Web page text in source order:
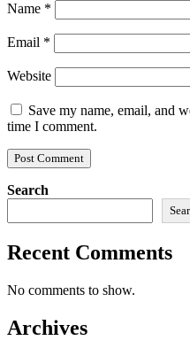
Name *
Email *
Website
Save my name, email, and
time I comment.
Search
Recent Comments
No comments to show.
Archives